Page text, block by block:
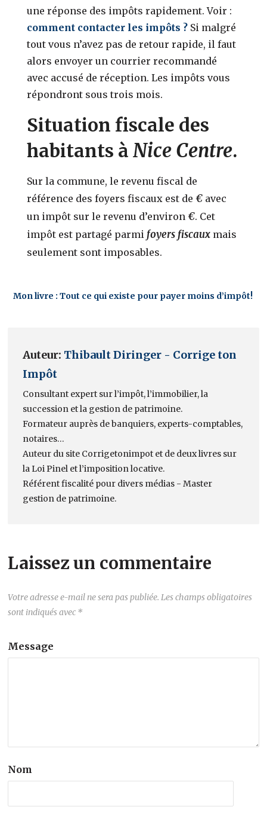
une réponse des impôts rapidement. Voir :
comment contacter les impôts ? Si malgré
tout vous n’avez pas de retour rapide, il faut
alors envoyer un courrier recommandé
avec accusé de réception. Les impôts vous
répondront sous trois mois.
Situation fiscale des
habitants àNice Centre.
Sur la commune, le revenu fiscal de
référence des foyers fiscaux est de€ avec
un impôt sur le revenu d’environ€. Cet
impôt est partagé parmi foyers fiscaux mais
seulement sont imposables.
Mon livre : Tout ce qui existe pour payer moins d’impôt!
Auteur: Thibault Diringer - Corrige ton
Impôt
Consultant expert sur l’impôt, l’immobilier, la
succession et la gestion de patrimoine.
Formateur auprès de banquiers, experts-comptables,
notaires…
Auteur du site Corrigetonimpot et de deux livres sur
la Loi Pinel et l’imposition locative.
Référent fiscalité pour divers médias - Master
gestion de patrimoine.
Laissez un commentaire
Votre adresse e-mail ne sera pas publiée. Les champs obligatoires
sont indiqués avec *
Message
Nom